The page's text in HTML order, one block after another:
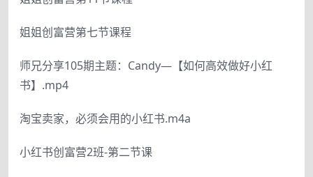
姐姐创富营第七节课程
师兄分享105期主题：Candy—【如何高效做好小红
书】.mp4
淘宝卖家，必须会用的小红书.m4a
小红书创富营2班-第二节课